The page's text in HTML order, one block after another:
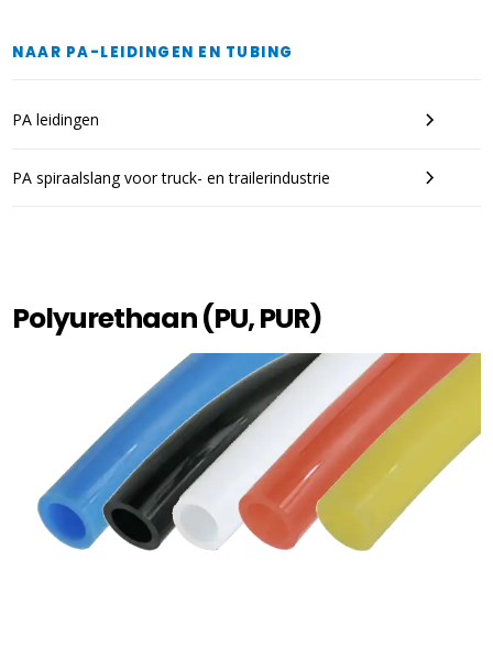
NAAR PA-LEIDINGEN EN TUBING
PA leidingen
PA spiraalslang voor truck- en trailerindustrie
Polyurethaan (PU, PUR)